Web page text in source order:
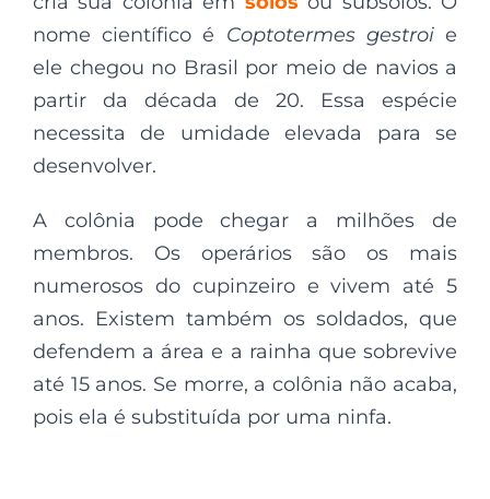
nome científico é Coptotermes gestroie
ele chegou no Brasil por meio de navios a
partir da década de 20. Essa espécie
necessita de umidade elevada para se
desenvolver.
A colônia pode chegar a milhões de
membros. Os operários são os mais
numerosos do cupinzeiro e vivem até 5
anos. Existem também os soldados, que
defendem a área e a rainha que sobrevive
até 15 anos. Se morre, a colônia não acaba,
pois ela é substituída por uma ninfa.